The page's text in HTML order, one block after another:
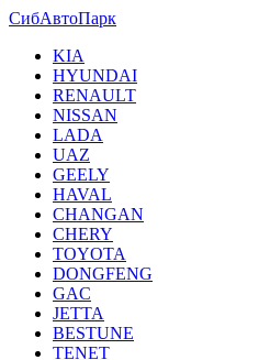
СибАвтоПарк
KIA
HYUNDAI
RENAULT
NISSAN
LADA
UAZ
GEELY
HAVAL
CHANGAN
CHERY
TOYOTA
DONGFENG
GAC
JETTA
BESTUNE
TENET